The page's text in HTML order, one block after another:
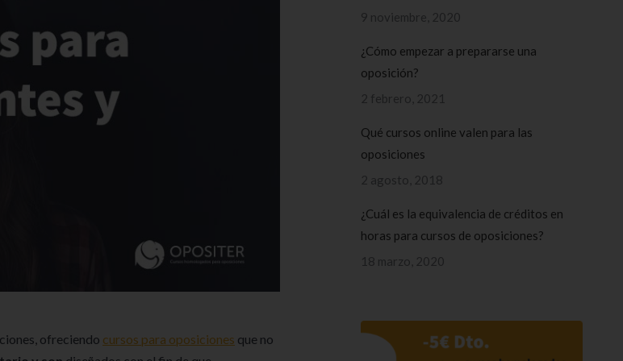
ofreciendo cursos para oposiciones que no
9 noviembre, 2020
¿Cómo empezar a prepararse una
oposición?
2 febrero, 2021
Qué cursos online valen para las
oposiciones
2 agosto, 2018
¿Cuál es la equivalencia de créditos en
horas para cursos de oposiciones?
18 marzo, 2020